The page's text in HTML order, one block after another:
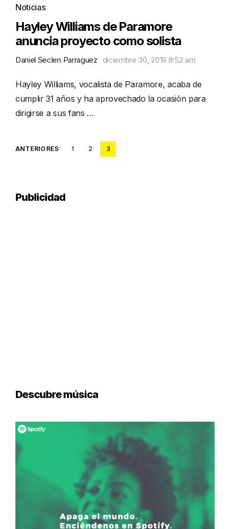
Noticias
Hayley Williams de Paramore
anuncia proyecto como solista
Daniel Seclen Parraguez diciembre 30, 2019 8:52 am
Hayley Williams, vocalista de Paramore, acaba de
cumplir 31 años y ha aprovechado la ocasión para
dirigirse a sus fans …
Posts
ANTERIORES 1 2 3
Publicidad
Descubre música